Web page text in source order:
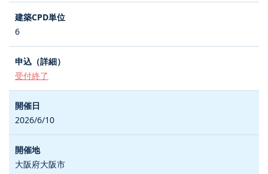
6
受付終了
2026/6/10
大阪府大阪市